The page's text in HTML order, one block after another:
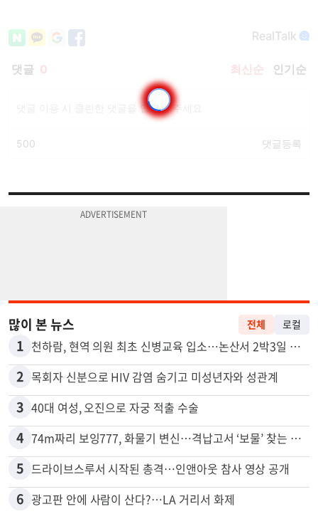
많이 본 뉴스
1
2 목회자 신분으로 HIV 감염 숨기고 미성년자와 성관계
3 40대 여성, 오진으로 자궁 적출 수술
4
5 드라이브스루서 시작된 총격…인앤아웃 참사 영상 공개